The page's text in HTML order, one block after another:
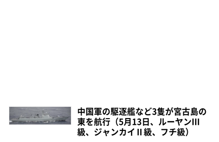
中国軍の駆逐艦など3隻が宮古島の
東を航行（5月13日、ルーヤンⅢ
級、ジャンカイⅡ級、フチ級）